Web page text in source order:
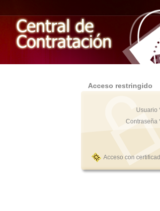
Acceso restringido
Usuario
Contraseña
Acceso con